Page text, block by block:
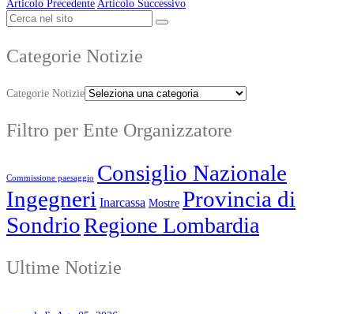
Articolo Precedente Articolo Successivo
Categorie Notizie
Categorie Notizie
Filtro per Ente Organizzatore
Commissione paesaggio Consiglio Nazionale
Ingegneri Inarcassa Mostre Provincia di
SondrioRegione Lombardia
Ultime Notizie